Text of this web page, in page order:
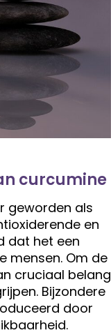
curcumine
geworden als
en
dat het een
mensen. Om de
cruciaal belang
Bijzondere
door